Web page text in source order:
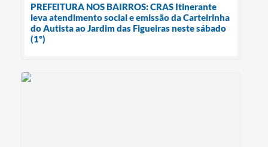
PREFEITURA NOS BAIRROS: CRAS Itinerante
leva atendimento social e emissão da Carteirinha
do Autista ao Jardim das Figueiras neste sábado
(1º)